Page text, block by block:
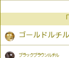
ゴールドルチル
ブラックブラウンルチル